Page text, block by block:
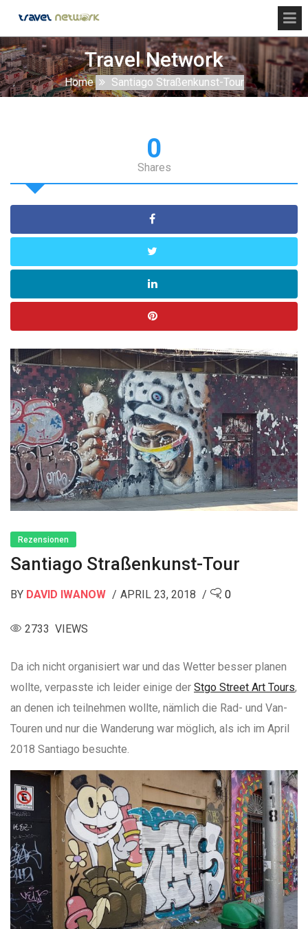
Travel Network
Home Santiago Straßenkunst-Tour
0
Shares
Rezensionen
Santiago Straßenkunst-Tour
BY DAVID IWANOW APRIL 23, 2018 0
2733 VIEWS
Da ich nicht organisiert war und das Wetter besser planen
wollte, verpasste ich leider einige der Stgo Street Art Tours,
an denen ich teilnehmen wollte, nämlich die Rad- und Van-
Touren und nur die Wanderung war möglich, als ich im April
2018 Santiago besuchte.